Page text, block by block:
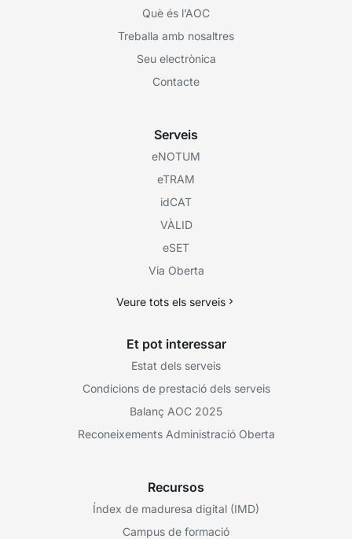
Què és l’AOC
Treballa amb nosaltres
Seu electrònica
Contacte
Serveis
eNOTUM
eTRAM
idCAT
VÀLID
eSET
Via Oberta
Veure tots els serveis
Et pot interessar
Estat dels serveis
Condicions de prestació dels serveis
Balanç AOC 2025
Reconeixements Administració Oberta
Recursos
Índex de maduresa digital (IMD)
Campus de formació